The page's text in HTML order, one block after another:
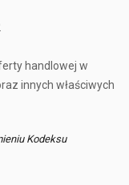
handlowej w
innych właściwych
Kodeksu